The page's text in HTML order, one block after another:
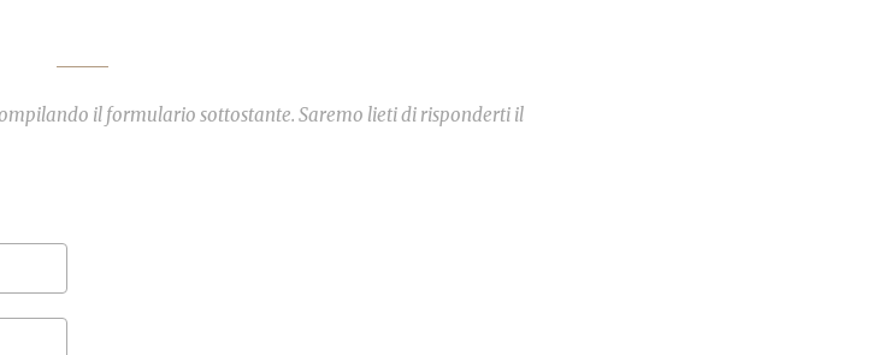
il formulario sottostante. Saremo lieti di risponderti il